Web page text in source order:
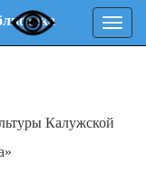
Калужской